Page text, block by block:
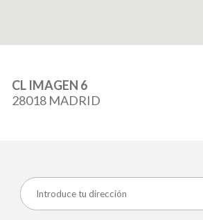
CL IMAGEN 6
28018 MADRID